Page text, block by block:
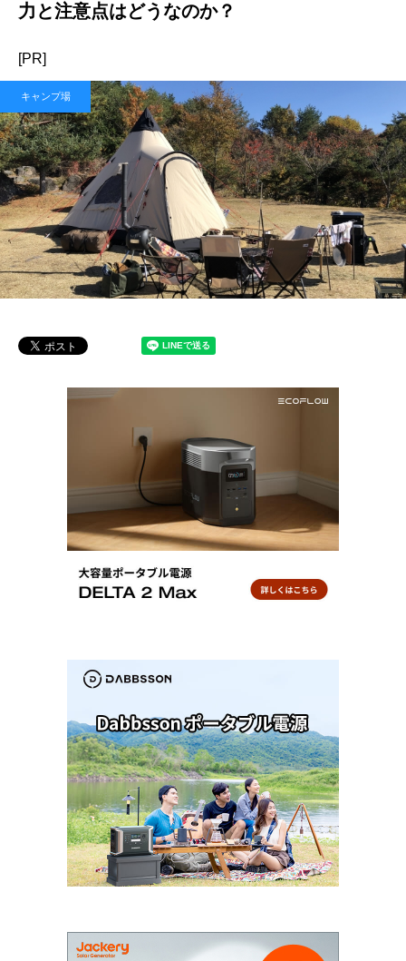
力と注意点はどうなのか？
[PR]
キャンプ場